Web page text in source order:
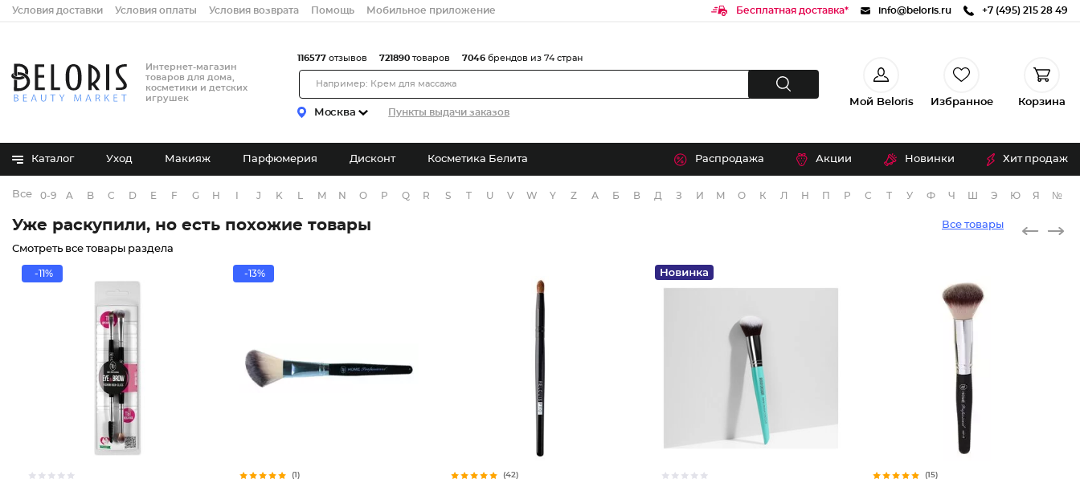
Условия доставки Условия оплаты Условия возврата Помощь Мобильное приложение Бесплатная доставка* info@beloris.ru +7 (495) 215 28 49
Интернет-магазин
товаров для дома,
косметики и детских
игрушек
Москва Пункты выдачи заказов
116577 отзывов 721890 товаров 7046 брендов из 74 стран
Мой Beloris Избранное Корзина
Каталог Уход Макияж Парфюмерия Дисконт Косметика Белита Распродажа Акции Новинки Хит продаж
Все бренды
0-9 A B C D E F G H J K M N O P Q R S T U V W Y Z А Б В Д З И М О К Л Н П Р С Т У Ф Ч Э Ю Я №
Уже раскупили, но есть похожие товары Все товары
Смотреть все товары раздела
-11% -13%
(1) (42) (15)